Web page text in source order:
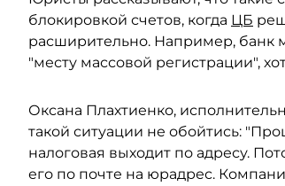
блокировкой счетов, когда ЦБ
расширительно. Например, банк
"месту массовой регистрации",
Оксана Плахтиенко,
такой ситуации не обойтись:
налоговая выходит по адресу.
его по почте на юрадрес.